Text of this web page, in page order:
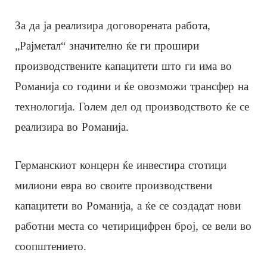
За да ја реализира договорената работа,
„Рајметал“ значително ќе ги прошири
производствените капацитети што ги има во
Романија со години и ќе овозможи трансфер на
технологија. Голем дел од производството ќе се
реализира во Романија.
Германскиот концерн ќе инвестира стотици
милиони евра во своите производствени
капацитети во Романија, а ќе се создадат нови
работни места со четирицифрен број, се вели во
соопштението.